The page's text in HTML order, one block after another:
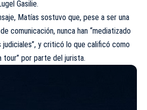
Gasilie.
Matías sostuvo que, pese a ser una
comunicación, nunca han “mediatizado
judiciales”, y criticó lo que calificó como
tour” por parte del jurista.